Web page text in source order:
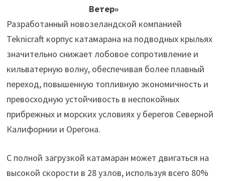
Ветер»
Разработанный новозеландской компанией
Teknicraft корпус катамарана на подводных крыльях
значительно снижает лобовое сопротивление и
кильватерную волну, обеспечивая более плавный
переход, повышенную топливную экономичность и
превосходную устойчивость в неспокойных
прибрежных и морских условиях у берегов Северной
Калифорнии и Орегона.
С полной загрузкой катамаран может двигаться на
высокой скорости в 28 узлов, используя всего 80%